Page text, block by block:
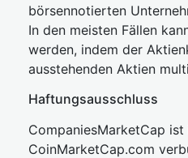
börsennotierten
In den meisten Fällen
werden, indem der
ausstehenden Aktien
Haftungsausschluss
CompaniesMarketCap
CoinMarketCap.com